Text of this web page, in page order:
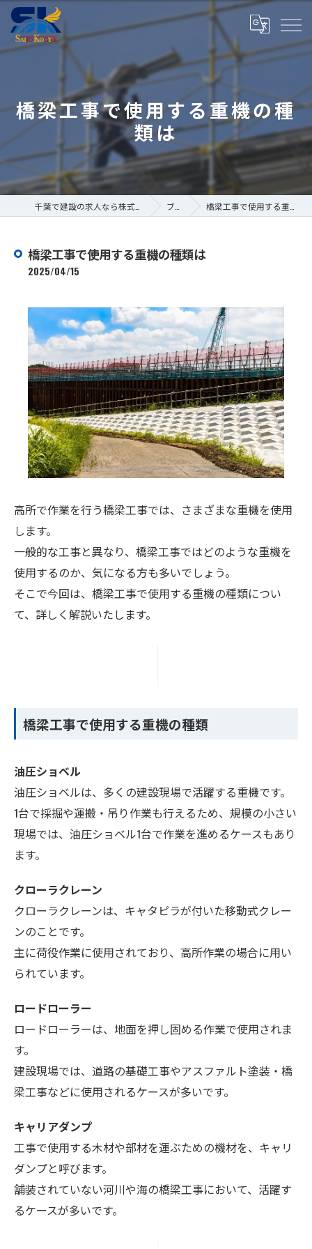
橋梁工事で使用する重機の種
類は
ブログ 橋梁工事で使用する重機の種類は
橋梁工事で使用する重機の種類は
2025/04/15
高所で作業を行う橋梁工事では、さまざまな重機を使用
します。
一般的な工事と異なり、橋梁工事ではどのような重機を
使用するのか、気になる方も多いでしょう。
そこで今回は、橋梁工事で使用する重機の種類につい
て、詳しく解説いたします。
橋梁工事で使用する重機の種類
油圧ショベル
油圧ショベルは、多くの建設現場で活躍する重機です。
1台で採掘や運搬・吊り作業も行えるため、規模の小さい
現場では、油圧ショベル1台で作業を進めるケースもあり
ます。
クローラクレーン
クローラクレーンは、キャタピラが付いた移動式クレー
ンのことです。
主に荷役作業に使用されており、高所作業の場合に用い
られています。
ロードローラー
ロードローラーは、地面を押し固める作業で使用されま
す。
建設現場では、道路の基礎工事やアスファルト塗装・橋
梁工事などに使用されるケースが多いです。
キャリアダンプ
工事で使用する木材や部材を運ぶための機材を、キャリ
ダンプと呼びます。
舗装されていない河川や海の橋梁工事において、活躍す
るケースが多いです。